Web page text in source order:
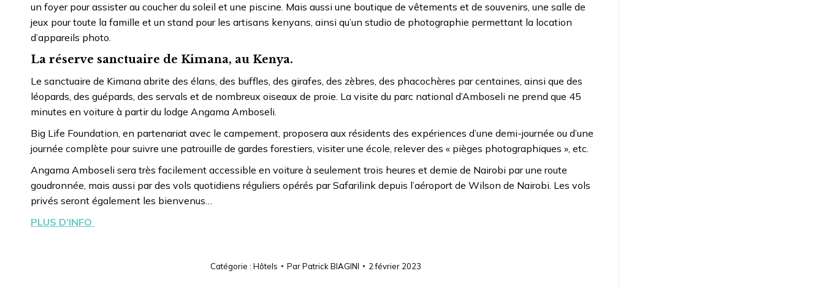
un foyer pour assister au coucher du soleil et une piscine. Mais aussi une boutique de vêtements et de souvenirs, une salle de
jeux pour toute la famille et un stand pour les artisans kenyans, ainsi qu’un studio de photographie permettant la location
d’appareils photo.
La réserve sanctuaire de Kimana, au Kenya.
Le sanctuaire de Kimana abrite des élans, des buffles, des girafes, des zèbres, des phacochères par centaines, ainsi que des
léopards, des guépards, des servals et de nombreux oiseaux de proie. La visite du parc national d’Amboseli ne prend que 45
minutes en voiture à partir du lodge Angama Amboseli.
Big Life Foundation, en partenariat avec le campement, proposera aux résidents des expériences d’une demi-journée ou d’une
journée complète pour suivre une patrouille de gardes forestiers, visiter une école, relever des « pièges photographiques », etc.
Angama Amboseli sera très facilement accessible en voiture à seulement trois heures et demie de Nairobi par une route
goudronnée, mais aussi par des vols quotidiens réguliers opérés par Safarilink depuis l’aéroport de Wilson de Nairobi. Les vols
privés seront également les bienvenus…
PLUS D’INFO
Catégorie : Hôtels ParPatrick BIAGINI 2 février 2023